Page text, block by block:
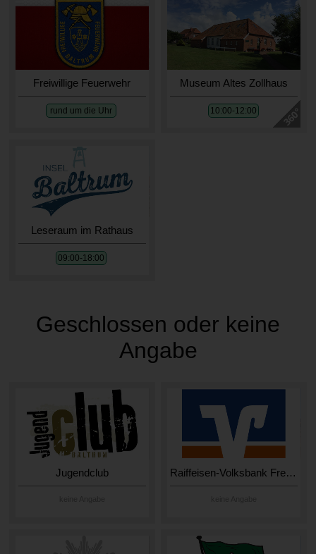
Freiwillige Feuerwehr
rund um die Uhr
Museum Altes Zollhaus
10:00-12:00
Leseraum im Rathaus
09:00-18:00
Geschlossen oder keine
Angabe
Jugendclub Raiffeisen-Volksbank Fresena